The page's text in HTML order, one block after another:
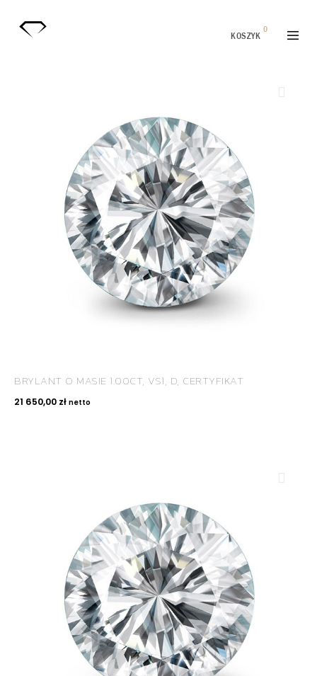
KOSZYK
0
BRYLANT O MASIE 1.00CT, VS1, D, CERTYFIKAT
21 650,00 zł netto